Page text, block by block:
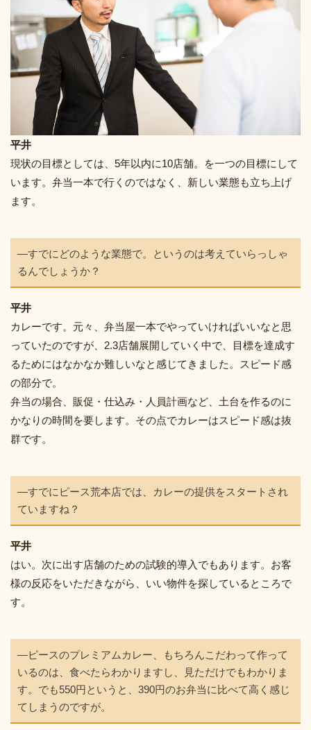
平井
現状の目標としては、5年以内に10店舗。を一つの目標にして
います。弁当一本で行くのではなく、新しい業態も立ち上げ
ます。
―すでにどのような業態で。というのは考えていらっしゃ
るんでしょうか？
平井
カレーです。元々、弁当屋一本でやっていければいいなと思
っていたのですが、2.3店舗展開していく中で、目標を達成す
るためにはなかなか難しいなと感じてきました。スピード感
の部分で。
弁当の場合、販促・仕込み・人員計画など、土台を作るのに
かなりの時間を要します。その点でカレーはスピード感は抜
群です。
―すでにピース荒本店では、カレーの提供をスタートされ
ていますね？
平井
はい。次に出す店舗のための試験的導入でもあります。お客
様の反応をいただきながら、いい物件を探しているところで
す。
―ピースのプレミアムカレー、もちろんこだわって作って
いるのは、食べたらわかりますし、見ただけでもわかりま
す。でも550円というと、390円のお弁当に比べて高く感じ
てしまうのですが。